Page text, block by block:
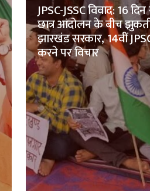
JPSC-JSSC विवाद: 16
छात्र आंदोलन के बीच
झारखंड सरकार, 14वीं
करने पर विचार